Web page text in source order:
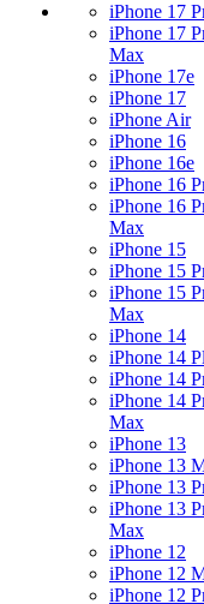
iPhone 17
iPhone 17
Max
iPhone 17e
iPhone 17
iPhone Air
iPhone 16
iPhone 16e
iPhone 16
iPhone 16
Max
iPhone 15
iPhone 15
iPhone 15
Max
iPhone 14
iPhone 14
iPhone 14
iPhone 14
Max
iPhone 13
iPhone 13
iPhone 13
iPhone 13
Max
iPhone 12
iPhone 12
iPhone 12